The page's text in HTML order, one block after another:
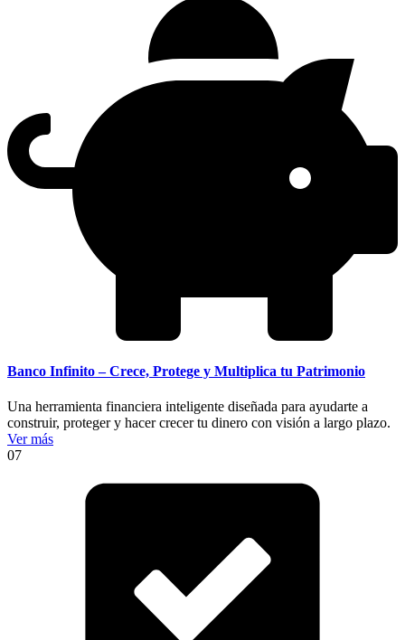
Banco Infinito – Crece, Protege y Multiplica tu Patrimonio
Una herramienta financiera inteligente diseñada para ayudarte a
construir, proteger y hacer crecer tu dinero con visión a largo plazo.
Ver más
07